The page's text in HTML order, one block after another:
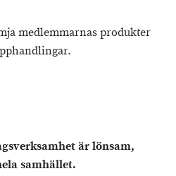
medlemmarnas produkter
är lönsam,
samhället.